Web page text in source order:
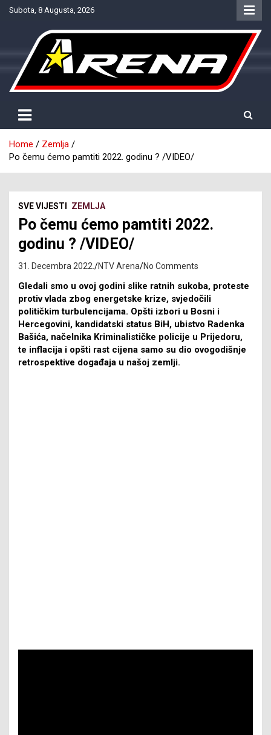
SkipSubota, 8 Augusta, 2026
NTV Arena
Home
Zemlja
Po čemu ćemo pamtiti 2022. godinu ? /VIDEO/
SVE VIJESTI ZEMLJA
Po čemu ćemo pamtiti 2022.
godinu ? /VIDEO/
31. Decembra 2022. NTV Arena No Comments
Gledali smo u ovoj godini slike ratnih sukoba, proteste
protiv vlada zbog energetske krize, svjedočili
političkim turbulencijama. Opšti izbori u Bosni i
Hercegovini, kandidatski status BiH, ubistvo Radenka
Bašića, načelnika Kriminalističke policije u Prijedoru,
te inflacija i opšti rast cijena samo su dio ovogodišnje
retrospektive događaja u našoj zemlji.